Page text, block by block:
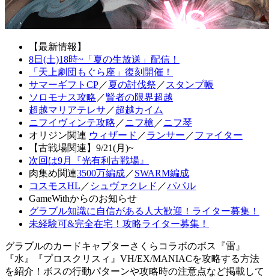
【最新情報】
8日(土)18時~「夏の生放送」配信！
「天上劇団もぐら座」復刻開催！
サマーギフトCP／夏の討伐祭 ／ スタンプ帳
ソロモナス攻略 ／賢者の限界超越
超越マリアテレサ ／超越カイム
ニフイヴィンテ攻略 ／ニフ槍 ／ニフ琴
オリジン関連 ウィザード ／ランサー ／ファイター
【古戦場関連】9/21(月)~
次回は9月『光有利古戦場』
肉集め関連3500万編成／SWARM編成
コスモスHL ／ シュヴァクレド ／パパル
GameWithからのお知らせ
グラブル知識に自信がある人大歓迎！ライター募集！
未経験可&完全在宅！攻略ライター募集！
グラブルのカードキャプターさくらコラボのボス『雷』
『水』『プロスクリスィ』VH/EX/MANIACを攻略する方法
を紹介！ボスの行動パターンや攻略時の注意点など掲載して